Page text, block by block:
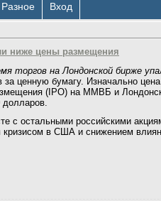
Разное Вход
ниже цены размещения
торгов на Лондонской бирже
за ценную бумагу. Изначально
(IPO) на ММВБ и
долларов.
с остальными российскими
в США и снижением